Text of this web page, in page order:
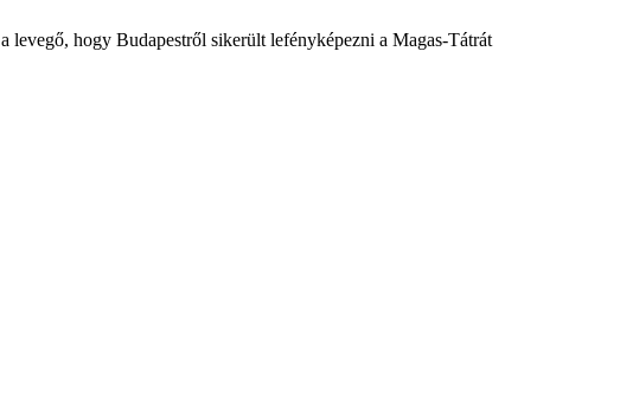
hogy Budapestről sikerült lefényképezni a Magas-Tátrát